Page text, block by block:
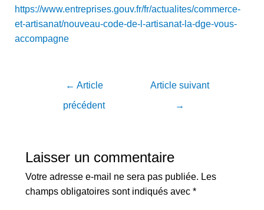
https://www.entreprises.gouv.fr/fr/actualites/commerce-
et-artisanat/nouveau-code-de-l-artisanat-la-dge-vous-
accompagne
← Article
précédent
Article suivant
→
Laisser un commentaire
Votre adresse e-mail ne sera pas publiée. Les
champs obligatoires sont indiqués avec *